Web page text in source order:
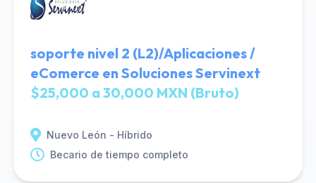
soporte nivel 2 (L2)/Aplicaciones /
eComerce en Soluciones Servinext
$25,000 a 30,000 MXN (Bruto)
Nuevo León - Híbrido
Becario de tiempo completo